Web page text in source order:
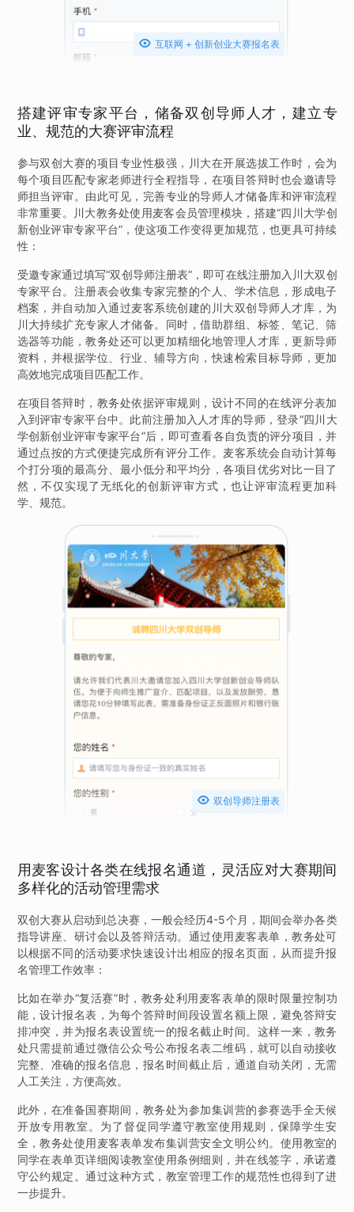
 互联网 + 创新创业大赛报名表
搭建评审专家平台，储备双创导师人才，建立专
业、规范的大赛评审流程
参与双创大赛的项目专业性极强，川大在开展选拔工作时，会为
每个项目匹配专家老师进行全程指导，在项目答辩时也会邀请导
师担当评审。由此可见，完善专业的导师人才储备库和评审流程
非常重要。川大教务处使用麦客会员管理模块，搭建“四川大学创
新创业评审专家平台”，使这项工作变得更加规范，也更具可持续
性：
受邀专家通过填写“双创导师注册表”，即可在线注册加入川大双创
专家平台。注册表会收集专家完整的个人、学术信息，形成电子
档案，并自动加入通过麦客系统创建的川大双创导师人才库，为
川大持续扩充专家人才储备。同时，借助群组、标签、笔记、筛
选器等功能，教务处还可以更加精细化地管理人才库，更新导师
资料，并根据学位、行业、辅导方向，快速检索目标导师，更加
高效地完成项目匹配工作。
在项目答辩时，教务处依据评审规则，设计不同的在线评分表加
入到评审专家平台中。此前注册加入人才库的导师，登录“四川大
学创新创业评审专家平台”后，即可查看各自负责的评分项目，并
通过点按的方式便捷完成所有评分工作。麦客系统会自动计算每
个打分项的最高分、最小低分和平均分，各项目优劣对比一目了
然，不仅实现了无纸化的创新评审方式，也让评审流程更加科
学、规范。
 双创导师注册表
用麦客设计各类在线报名通道，灵活应对大赛期间
多样化的活动管理需求
双创大赛从启动到总决赛，一般会经历4-5个月，期间会举办各类
指导讲座、研讨会以及答辩活动。通过使用麦客表单，教务处可
以根据不同的活动要求快速设计出相应的报名页面，从而提升报
名管理工作效率：
比如在举办“复活赛”时，教务处利用麦客表单的限时限量控制功
能，设计报名表，为每个答辩时间段设置名额上限，避免答辩安
排冲突，并为报名表设置统一的报名截止时间。这样一来，教务
处只需提前通过微信公众号公布报名表二维码，就可以自动接收
完整、准确的报名信息，报名时间截止后，通道自动关闭，无需
人工关注，方便高效。
此外，在准备国赛期间，教务处为参加集训营的参赛选手全天候
开放专用教室。为了督促同学遵守教室使用规则，保障学生安
全，教务处使用麦客表单发布集训营安全文明公约。使用教室的
同学在表单页详细阅读教室使用条例细则，并在线签字，承诺遵
守公约规定。通过这种方式，教室管理工作的规范性也得到了进
一步提升。